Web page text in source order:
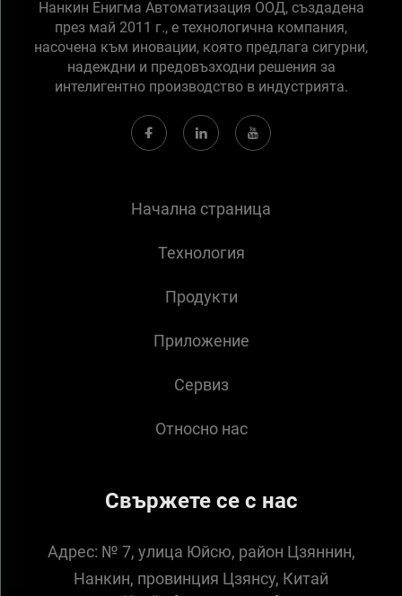
Нанкин Енигма Автоматизация ООД, създадена
през май 2011 г., е технологична компания,
насочена към иновации, която предлага сигурни,
надеждни и предовъзходни решения за
интелигентно производство в индустрията.
Начална страница
Технология
Продукти
Приложение
Сервиз
Относно нас
Свържете се с нас
Адрес: № 7, улица Юйсю, район Цзяннин,
Нанкин, провинция Цзянсу, Китай